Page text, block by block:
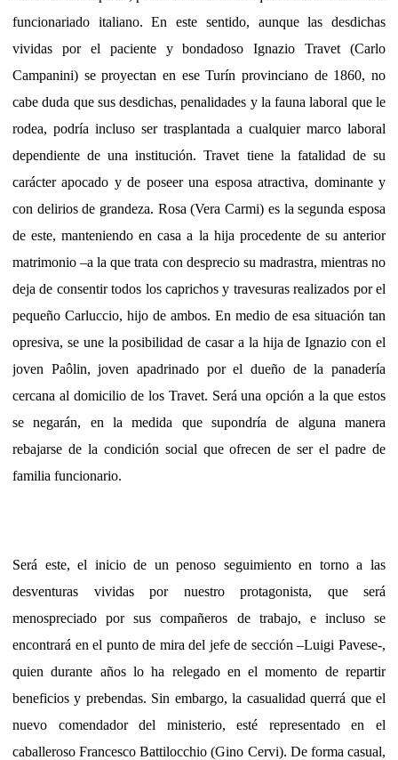
funcionariado italiano. En este sentido, aunque las desdichas
vividas por el paciente y bondadoso Ignazio Travet (Carlo
Campanini) se proyectan en ese Turín provinciano de 1860, no
cabe duda que sus desdichas, penalidades y la fauna laboral que le
rodea, podría incluso ser trasplantada a cualquier marco laboral
dependiente de una institución. Travet tiene la fatalidad de su
carácter apocado y de poseer una esposa atractiva, dominante y
con delirios de grandeza. Rosa (Vera Carmi) es la segunda esposa
de este, manteniendo en casa a la hija procedente de su anterior
matrimonio –a la que trata con desprecio su madrastra, mientras no
deja de consentir todos los caprichos y travesuras realizados por el
pequeño Carluccio, hijo de ambos. En medio de esa situación tan
opresiva, se une la posibilidad de casar a la hija de Ignazio con el
joven Paôlin, joven apadrinado por el dueño de la panadería
cercana al domicilio de los Travet. Será una opción a la que estos
se negarán, en la medida que supondría de alguna manera
rebajarse de la condición social que ofrecen de ser el padre de
familia funcionario.
Será este, el inicio de un penoso seguimiento en torno a las
desventuras vividas por nuestro protagonista, que será
menospreciado por sus compañeros de trabajo, e incluso se
encontrará en el punto de mira del jefe de sección –Luigi Pavese-,
quien durante años lo ha relegado en el momento de repartir
beneficios y prebendas. Sin embargo, la casualidad querrá que el
nuevo comendador del ministerio, esté representado en el
caballeroso Francesco Battilocchio (Gino Cervi). De forma casual,